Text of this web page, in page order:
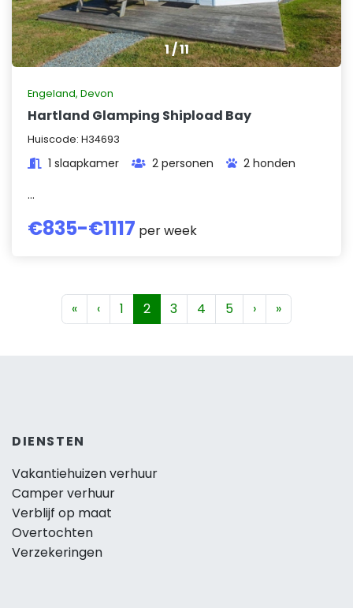
1/11
Engeland, Devon
Hartland Glamping Shipload Bay
Huiscode: H34693
1 slaapkamer 2 personen
2 honden
...
€835-€1117 per week
« ‹ 1 2 3 4 5 › »
DIENSTEN
Vakantiehuizen verhuur
Camper verhuur
Verblijf op maat
Overtochten
Verzekeringen